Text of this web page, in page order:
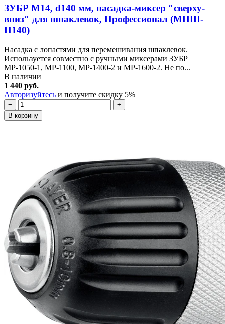
ЗУБР М14, d140 мм, насадка-миксер ″сверху-
вниз″ для шпаклевок, Профессионал (МНШ-
П140)
Насадка с лопастями для перемешивания шпаклевок.
Используется совместно с ручными миксерами ЗУБР
МР-1050-1, МР-1100, МР-1400-2 и МР-1600-2. Не по...
В наличии
1 440 руб.
Авторизуйтесь и получите скидку 5%
−
+
В корзину